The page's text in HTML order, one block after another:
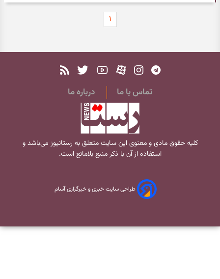
۱
تماس با ما درباره ما
کلیه حقوق مادی و معنوی این سایت متعلق به رستانیوز می‌باشد و
استفاده از آن با ذکر منبع بلامانع است.
طراحی سایت خبری و خبرگزاری آسام